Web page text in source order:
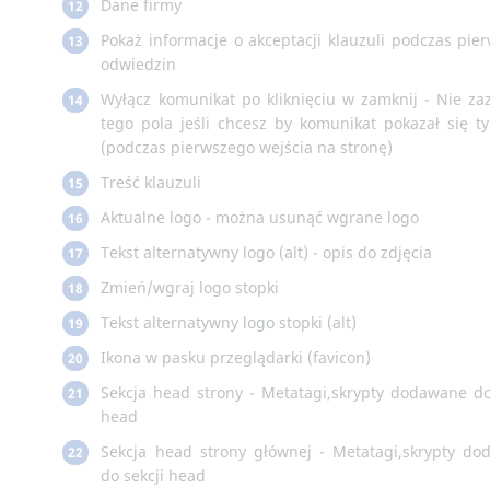
12 Dane firmy
13
Pokaż informacje o akceptacji klauzuli podczas
odwiedzin
14
Wyłącz komunikat po kliknięciu w zamknij - Nie
tego pola jeśli chcesz by komunikat pokazał się
(podczas pierwszego wejścia na stronę)
15 Treść klauzuli
16 Aktualne logo - można usunąć wgrane logo
17 Tekst alternatywny logo (alt) - opis do zdjęcia
18 Zmień/wgraj logo stopki
19 Tekst alternatywny logo stopki (alt)
20 Ikona w pasku przeglądarki (favicon)
21
Sekcja head strony - Metatagi,skrypty dodawane
head
22
Sekcja head strony głównej - Metatagi,skrypty
do sekcji head